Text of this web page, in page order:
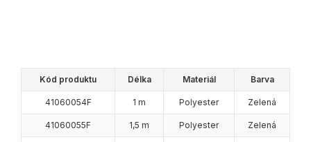
Kód produktu Délka Materiál Barva
41060054F 1 m Polyester Zelená
41060055F 1,5 m Polyester Zelená